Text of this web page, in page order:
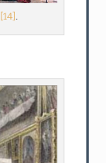
[14].